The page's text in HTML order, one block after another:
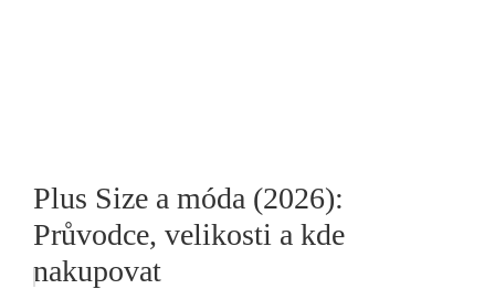
Plus Size a móda (2026):
Průvodce, velikosti a kde
nakupovat